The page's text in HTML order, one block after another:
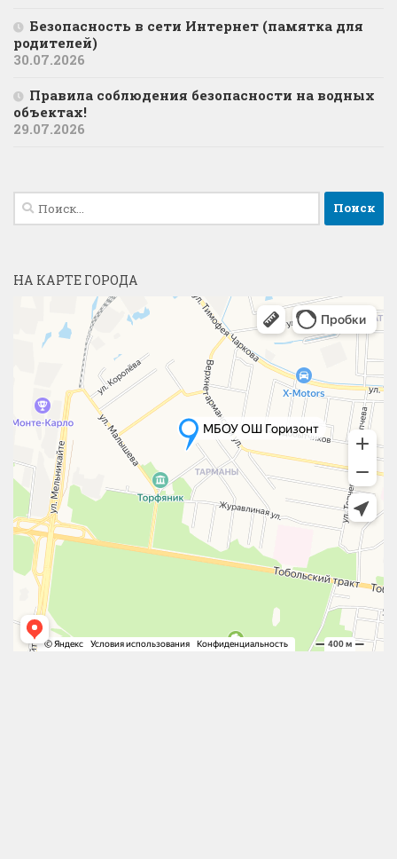
Безопасность в сети Интернет (памятка для
родителей)
30.07.2026
Правила соблюдения безопасности на водных
объектах!
29.07.2026
Найти:
НА КАРТЕ ГОРОДА